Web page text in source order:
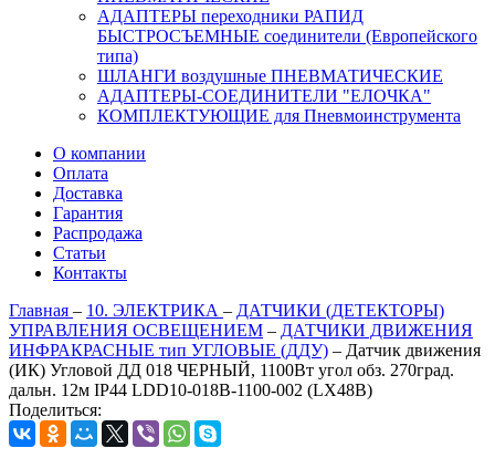
АДАПТЕРЫ переходники РАПИД
БЫСТРОСЪЕМНЫЕ соединители (Европейского
типа)
ШЛАНГИ воздушные ПНЕВМАТИЧЕСКИЕ
АДАПТЕРЫ-СОЕДИНИТЕЛИ "ЕЛОЧКА"
КОМПЛЕКТУЮЩИЕ для Пневмоинструмента
О компании
Оплата
Доставка
Гарантия
Распродажа
Статьи
Контакты
Главная – 10. ЭЛЕКТРИКА – ДАТЧИКИ (ДЕТЕКТОРЫ)
УПРАВЛЕНИЯ ОСВЕЩЕНИЕМ – ДАТЧИКИ ДВИЖЕНИЯ
ИНФРАКРАСНЫЕ тип УГЛОВЫЕ (ДДУ) – Датчик движения
(ИК) Угловой ДД 018 ЧЕРНЫЙ, 1100Вт угол обз. 270град.
дальн. 12м IP44 LDD10-018B-1100-002 (LX48B)
Поделиться: